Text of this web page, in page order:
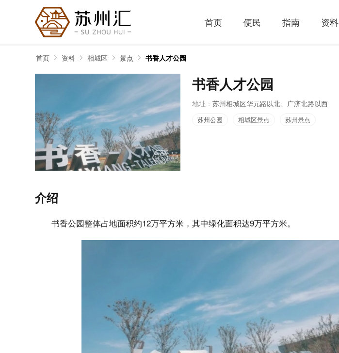
首页 便民 指南 资料
首页 资料 相城区 景点 书香人才公园
书香人才公园
地址： 苏州相城区华元路以北、广济北路以西
苏州公园 相城区景点 苏州景点
介绍
书香公园整体占地面积约12万平方米，其中绿化面积达9万平方米。